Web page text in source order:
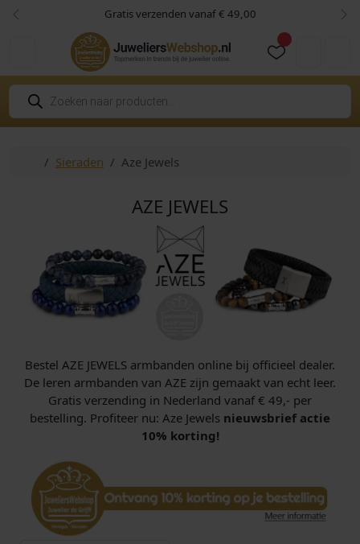
Skip to content
Skip to footer Gratis verzenden vanaf € 49,00
Vorige
P
o
d
HomeSieraden Aze Jewels
AZE JEWELS
Bestel AZE JEWELS armbanden online bij officieel dealer.
De leren armbanden van AZE zijn gemaakt van echt leer.
Gratis verzending in Nederland vanaf € 49,- per
bestelling. Profiteer nu: Aze Jewels nieuwsbrief actie
10% korting!